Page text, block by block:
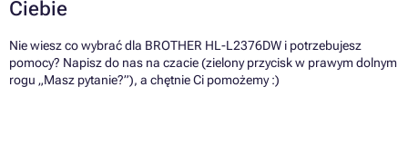
Ciebie
Nie wiesz co wybrać dla BROTHER HL-L2376DW i potrzebujesz
pomocy? Napisz do nas na czacie (zielony przycisk w prawym dolnym
rogu „Masz pytanie?”), a chętnie Ci pomożemy :)